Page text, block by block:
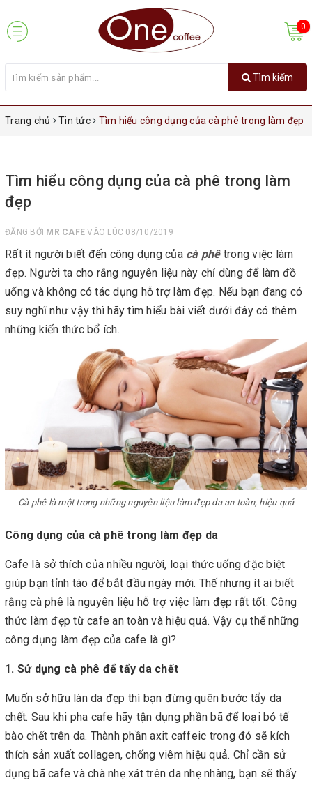
0
Tìm kiếm
Trang chủ Tin tức Tìm hiểu công dụng của cà phê trong làm đẹp
Tìm hiểu công dụng của cà phê trong làm
đẹp
ĐĂNG BỞI MR CAFE VÀO LÚC 08/10/2019
Rất ít người biết đến công dụng của cà phêtrong việc làm
đẹp. Người ta cho rằng nguyên liệu này chỉ dùng để làm đồ
uống và không có tác dụng hỗ trợ làm đẹp. Nếu bạn đang có
suy nghĩ như vậy thì hãy tìm hiểu bài viết dưới đây có thêm
những kiến thức bổ ích.
Cà phê là một trong những nguyên liệu làm đẹp da an toàn, hiệu quả
Công dụng của cà phê trong làm đẹp da
Cafe là sở thích của nhiều người, loại thức uống đặc biệt
giúp bạn tỉnh táo để bắt đầu ngày mới. Thế nhưng ít ai biết
rằng cà phê là nguyên liệu hỗ trợ việc làm đẹp rất tốt. Công
thức làm đẹp từ cafe an toàn và hiệu quả. Vậy cụ thể những
công dụng làm đẹp của cafe là gì?
1. Sử dụng cà phê để tẩy da chết
Muốn sở hữu làn da đẹp thì bạn đừng quên bước tẩy da
chết. Sau khi pha cafe hãy tận dụng phần bã để loại bỏ tế
bào chết trên da. Thành phần axit caffeic trong đó sẽ kích
thích sản xuất collagen, chống viêm hiệu quả. Chỉ cần sử
dụng bã cafe và chà nhẹ xát trên da nhẹ nhàng, bạn sẽ thấy